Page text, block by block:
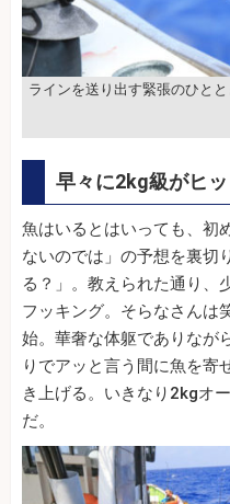
ラインを送り出す緊張のひとと
早々に2kg級がヒッ
魚はいるとはいっても、初
ないのでは」の予想を裏切
る？」。教えられた通り、
フッキング。そらなさんは
始。華奢な体躯でありなが
りでアッと言う間に魚を寄
き上げる。いきなり2kgオ
だ。